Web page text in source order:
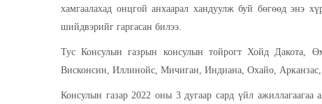
нь хамгаалахад онцгой анхаарал хандуулж буй
газрыг нээх шийдвэрийг гаргасан билээ.
Тус Консулын газрын консулын тойрогт Хойд
Миссури, Висконсин, Иллинойс, Мичиган, Индиана,
Консулын газар 2022 оны 3 дугаар сард үйл